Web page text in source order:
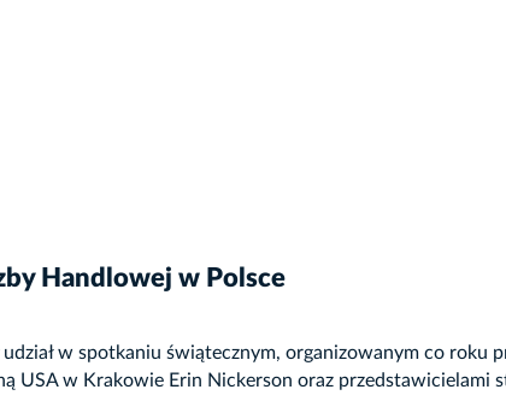
Handlowej w Polsce
w spotkaniu świątecznym, organizowanym co roku
USA w Krakowie Erin Nickerson oraz przedstawicielami